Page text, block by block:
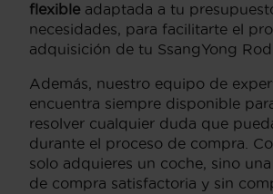
flexible adaptada a tu
necesidades, para facilitarte el
adquisición de tu SsangYong
Además, nuestro equipo de
encuentra siempre disponible
resolver cualquier duda que
durante el proceso de compra.
solo adquieres un coche, sino
de compra satisfactoria y sin